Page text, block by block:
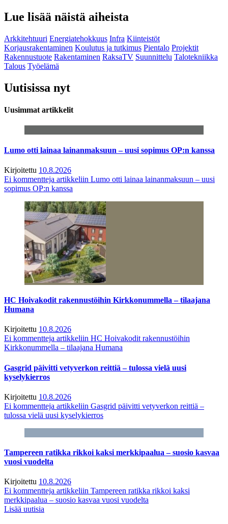
Lue lisää näistä aiheista
Arkkitehtuuri Energiatehokkuus Infra Kiinteistöt
Korjausrakentaminen Koulutus ja tutkimus Pientalo Projektit
Rakennustuote Rakentaminen RaksaTV Suunnittelu Talotekniikka
Talous Työelämä
Uutisissa nyt
Uusimmat artikkelit
Lumo otti lainaa lainanmaksuun – uusi sopimus OP:n kanssa
Kirjoitettu 10.8.2026
Ei kommentteja artikkeliin Lumo otti lainaa lainanmaksuun – uusi
sopimus OP:n kanssa
HC Hoivakodit rakennustöihin Kirkkonummella – tilaajana
Humana
Kirjoitettu 10.8.2026
Ei kommentteja artikkeliin HC Hoivakodit rakennustöihin
Kirkkonummella – tilaajana Humana
Gasgrid päivitti vetyverkon reittiä – tulossa vielä uusi
kyselykierros
Kirjoitettu 10.8.2026
Ei kommentteja artikkeliin Gasgrid päivitti vetyverkon reittiä –
tulossa vielä uusi kyselykierros
Tampereen ratikka rikkoi kaksi merkkipaalua – suosio kasvaa
vuosi vuodelta
Kirjoitettu 10.8.2026
Ei kommentteja artikkeliin Tampereen ratikka rikkoi kaksi
merkkipaalua – suosio kasvaa vuosi vuodelta
Lisää uutisia